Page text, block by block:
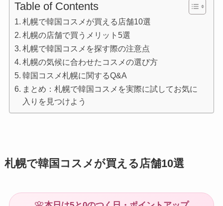
Table of Contents
札幌で韓国コスメが買える店舗10選
札幌の店舗で買うメリット5選
札幌で韓国コスメを探す際の注意点
札幌の気候に合わせたコスメの選び方
韓国コスメ札幌に関するQ&A
まとめ：札幌で韓国コスメを実際に試してお気に
入りを見つけよう
札幌で韓国コスメが買える店舗10選